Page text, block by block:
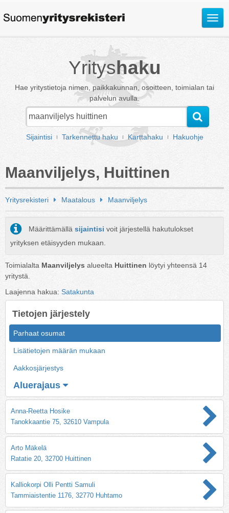
Avaa
Yrityshaku
Hae yritystietoja nimen, paikkakunnan, osoitteen, toimialan tai
palvelun avulla.
Sijaintisi Tarkennettu haku Karttahaku Hakuohje
Maanviljelys, Huittinen
Yritysrekisteri Maatalous Maanviljelys
Määrittämällä sijaintisi voit järjestellä hakutulokset
yrityksen etäisyyden mukaan.
Toimialalta Maanviljelys alueelta Huittinen löytyi yhteensä 14
yritystä.
Laajenna hakua: Satakunta
Tietojen järjestely
Parhaat osumat
Lisätietojen määrän mukaan
Aakkosjärjestys
Aluerajaus
Anna-Reetta Hosike
Tanokkaantie 75, 32610 Vampula
Arto Mäkelä
Ratatie 20, 32700 Huittinen
Kalliokorpi Olli Pentti Samuli
Tammiaistentie 1176, 32770 Huhtamo